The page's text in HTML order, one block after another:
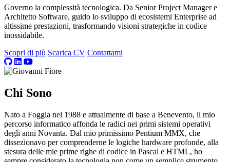
Governo la complessità tecnologica. Da Senior Project Manager e
Architetto Software, guido lo sviluppo di ecosistemi Enterprise ad
altissime prestazioni, trasformando visioni strategiche in codice
inossidabile.
Scopri di più Scarica CV Contattami
Chi Sono
Nato a Foggia nel 1988 e attualmente di base a Benevento, il mio
percorso informatico affonda le radici nei primi sistemi operativi
degli anni Novanta. Dal mio primissimo Pentium MMX, che
dissezionavo per comprenderne le logiche hardware profonde, alla
stesura delle mie prime righe di codice in Pascal e HTML, ho